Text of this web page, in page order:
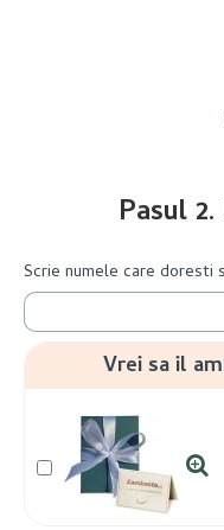
Pasul
Scrie numele care doresti
Vrei sa il